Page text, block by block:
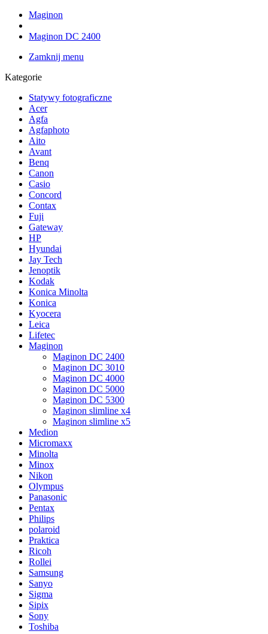
Maginon
Maginon DC 2400
Zamknij menu
Kategorie
Statywy fotograficzne
Acer
Agfa
Agfaphoto
Aito
Avant
Benq
Canon
Casio
Concord
Contax
Fuji
Gateway
HP
Hyundai
Jay Tech
Jenoptik
Kodak
Konica Minolta
Konica
Kyocera
Leica
Lifetec
Maginon
Maginon DC 2400
Maginon DC 3010
Maginon DC 4000
Maginon DC 5000
Maginon DC 5300
Maginon slimline x4
Maginon slimline x5
Medion
Micromaxx
Minolta
Minox
Nikon
Olympus
Panasonic
Pentax
Philips
polaroid
Praktica
Ricoh
Rollei
Samsung
Sanyo
Sigma
Sipix
Sony
Toshiba